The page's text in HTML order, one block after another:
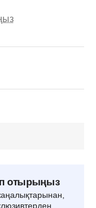
отырыңыз